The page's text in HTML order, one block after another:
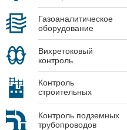
Газоаналитическое
оборудование
Вихретоковый
контроль
Контроль
строительных
Контроль подземных
трубопроводов